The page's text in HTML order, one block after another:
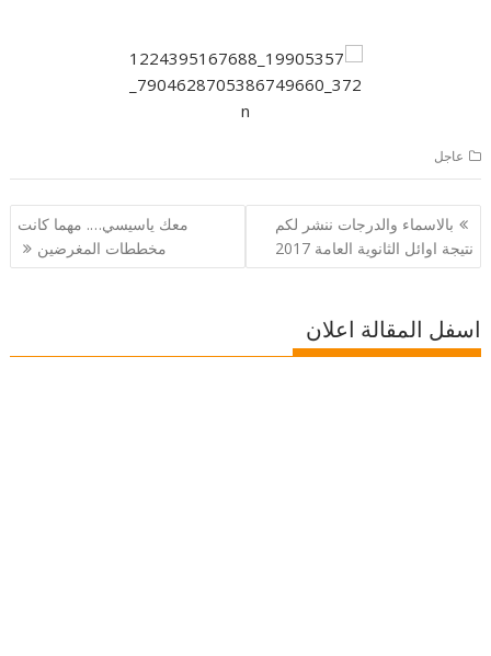
عاجل
تصفّح
المقالات
بالاسماء والدرجات ننشر لكم
نتيجة اوائل الثانوية العامة 2017
معك ياسيسي…. مهما كانت
مخططات المغرضين
اسفل المقالة اعلان